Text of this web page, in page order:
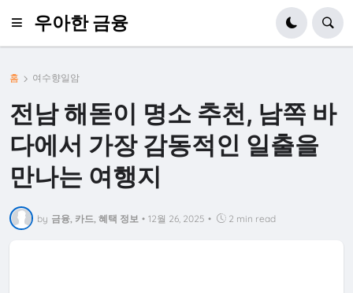
우아한 금융
홈 여수향일암
전남 해돋이 명소 추천, 남쪽 바
다에서 가장 감동적인 일출을
만나는 여행지
by 금융, 카드, 혜택 정보 • 12월 26, 2025 • 2 min read